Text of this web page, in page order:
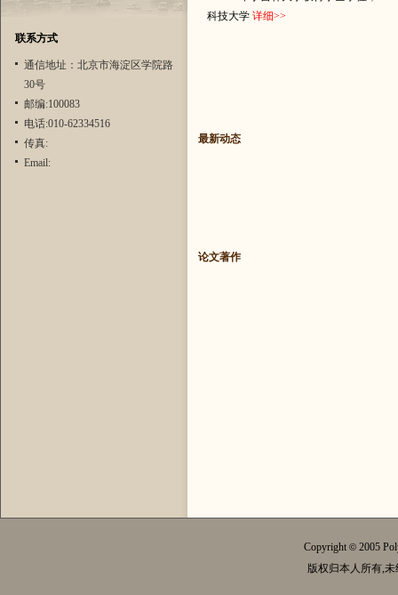
联系方式
通信地址：北京市海淀区学院路
30号
邮编:100083
电话:010-62334516
传真:
Email:
科技大学 详细>>
最新动态
论文著作
Copyright© 2005
版权归本人所有,